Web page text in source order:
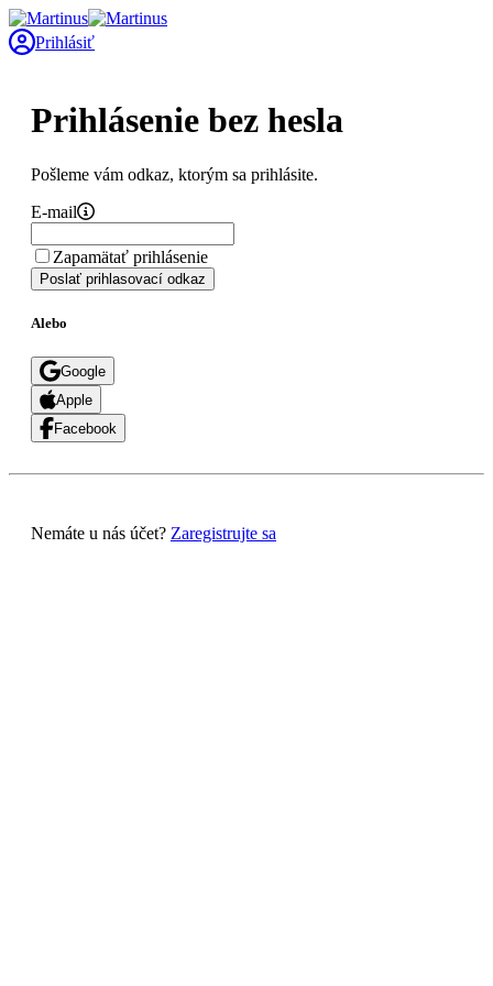
Prihlásiť
Prihlásenie bez hesla
Pošleme vám odkaz, ktorým sa prihlásite.
E-mail
Zapamätať prihlásenie
Poslať prihlasovací odkaz
Alebo
Google
Apple
Facebook
Nemáte u nás účet? Zaregistrujte sa